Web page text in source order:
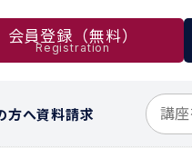
会員登録（無料）
Registration
方へ資料請求